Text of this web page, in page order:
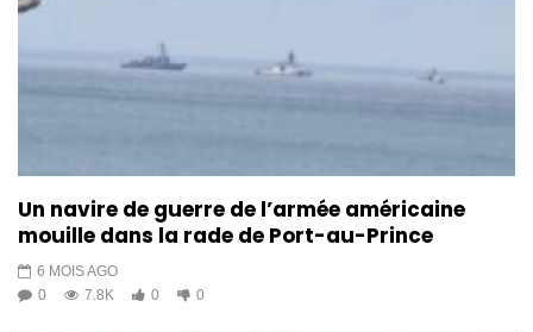
Un navire de guerre de l’armée américaine
mouille dans la rade de Port-au-Prince
6 MOIS AGO
0
7.8K 0 0